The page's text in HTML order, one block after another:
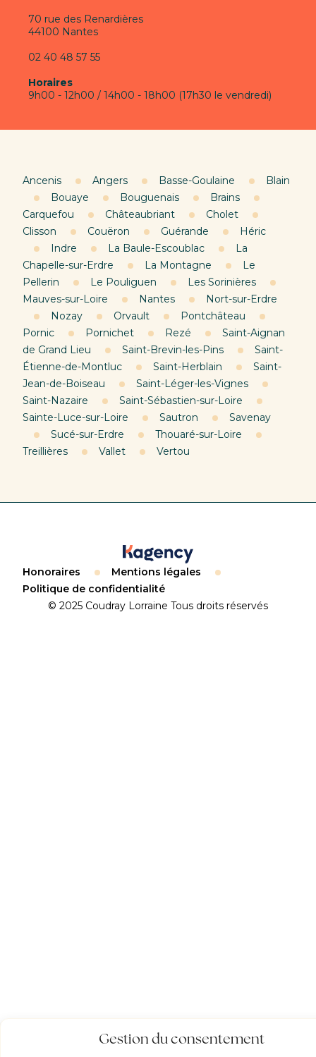
Gestion du consentement
70 rue des Renardières
44100 Nantes
02 40 48 57 55
Horaires
9h00 - 12h00 / 14h00 - 18h00 (17h30 le vendredi)
Ancenis Angers Basse-Goulaine
Blain
Bouaye
Bouguenais
Brains
Carquefou
Châteaubriant
Cholet
Clisson
Couëron Guérande
Héric
Indre
La Baule-Escoublac
La
Chapelle-sur-Erdre
La Montagne
Le
Pellerin
Le Pouliguen
Les Sorinières
Mauves-sur-Loire
Nantes
Nort-sur-Erdre
Nozay
Orvault
Pontchâteau
Pornic
Pornichet Rezé
Saint-Aignan
de Grand Lieu
Saint-Brevin-les-Pins
Saint-
Étienne-de-Montluc
Saint-Herblain
Saint-
Jean-de-Boiseau
Saint-Léger-les-Vignes
Saint-Nazaire
Saint-Sébastien-sur-Loire
Sainte-Luce-sur-Loire
Sautron
Savenay
Sucé-sur-Erdre
Thouaré-sur-Loire
Treillières
Vallet Vertou
© 2025 Coudray Lorraine Tous droits réservés
Honoraires
Mentions légales
Politique de confidentialité